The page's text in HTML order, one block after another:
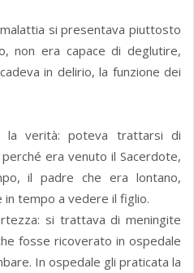
si presentava piuttosto
non era capace di deglutire,
in delirio, la funzione dei
verità: poteva trattarsi di
era venuto il Sacerdote,
il padre che era lontano,
tempo a vedere il figlio.
si trattava di meningite
fosse ricoverato in ospedale
In ospedale gli praticata la